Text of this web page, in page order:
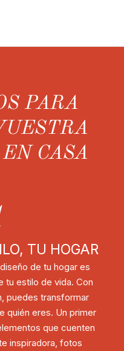
PARA
CASA
TU HOGAR
de tu hogar es
tu estilo de vida. Con
puedes transformar
quién eres. Un primer
que cuenten
inspiradora, fotos